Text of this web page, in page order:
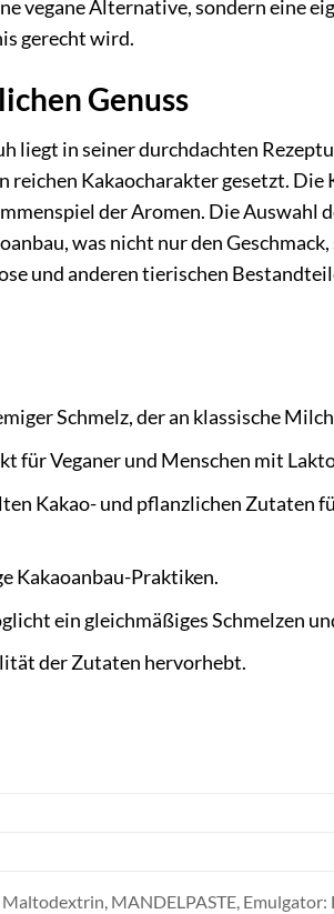
vegane Alternative, sondern eine
gerecht wird.
Genuss
liegt in seiner durchdachten
Kakaocharakter gesetzt.
der Aromen. Die Auswahl
was nicht nur den
und anderen tierischen
Schmelz, der an klassische
für Veganer und Menschen mit
Kakao- und pflanzlichen Zutaten
Kakaoanbau-Praktiken.
ein gleichmäßiges Schmelzen
der Zutaten hervorhebt.
MANDELPASTE,